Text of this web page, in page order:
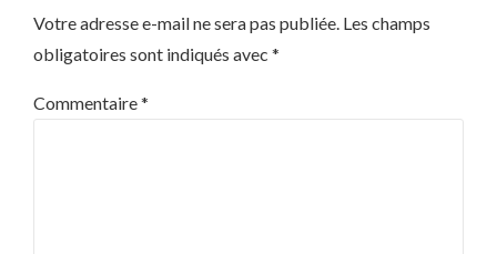
Votre adresse e-mail ne sera pas publiée. Les champs
obligatoires sont indiqués avec *
Commentaire*